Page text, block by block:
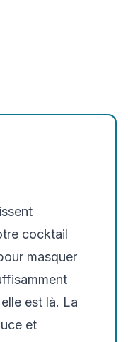
cocktail
masquer
est là. La
et